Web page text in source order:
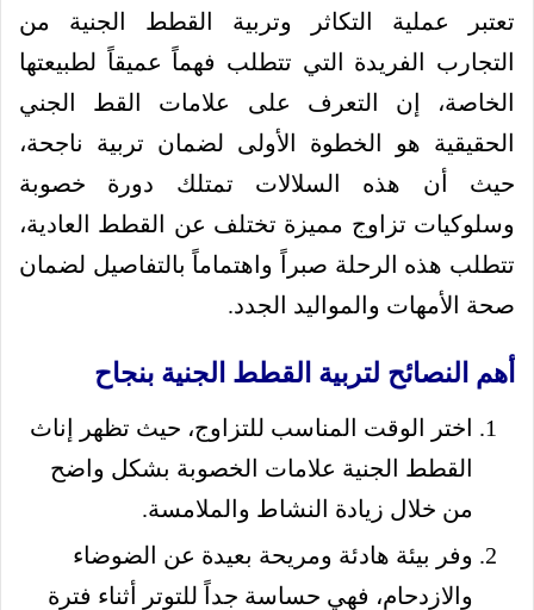
تعتبر عملية التكاثر وتربية القطط الجنية من
التجارب الفريدة التي تتطلب فهماً عميقاً لطبيعتها
الخاصة، إن التعرف على علامات القط الجني
الحقيقية هو الخطوة الأولى لضمان تربية ناجحة،
حيث أن هذه السلالات تمتلك دورة خصوبة
وسلوكيات تزاوج مميزة تختلف عن القطط العادية،
تتطلب هذه الرحلة صبراً واهتماماً بالتفاصيل لضمان
صحة الأمهات والمواليد الجدد.
أهم النصائح لتربية القطط الجنية بنجاح
اختر الوقت المناسب للتزاوج، حيث تظهر إناث
القطط الجنية علامات الخصوبة بشكل واضح
من خلال زيادة النشاط والملامسة.
وفر بيئة هادئة ومريحة بعيدة عن الضوضاء
والازدحام، فهي حساسة جداً للتوتر أثناء فترة